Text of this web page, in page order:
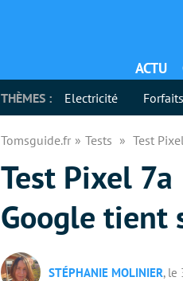
ACTU
THÈMES : Electricité
Tomsguide.fr Tests Test
Test Pixel
Google tient
STÉPHANIE MOLINIER, le